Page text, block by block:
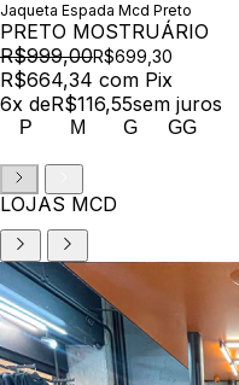
Jaqueta Espada Mcd Preto
PRETO MOSTRUÁRIO
R$999,00R$699,30
R$664,34 com Pix
6x deR$116,55sem juros
P M G GG
LOJAS MCD